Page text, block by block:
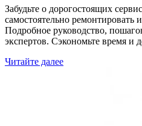
Забудьте о дорогостоящих
самостоятельно ремонтировать
Подробное руководство,
экспертов. Сэкономьте время и
Читайте далее